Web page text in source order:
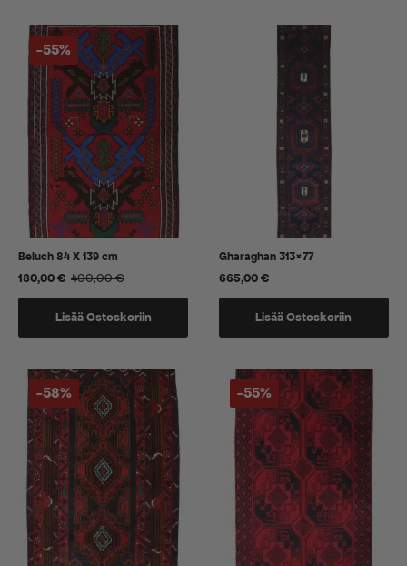
-55%
Beluch 84 X 139 cm
400,00€
Alkuperäinen
hinta
180,00€
Nykyinen
hinta
Lisää Ostoskoriin
Gharaghan 313×77
665,00€
Lisää Ostoskoriin
-58% -55%